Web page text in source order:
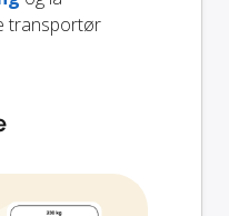
transportør